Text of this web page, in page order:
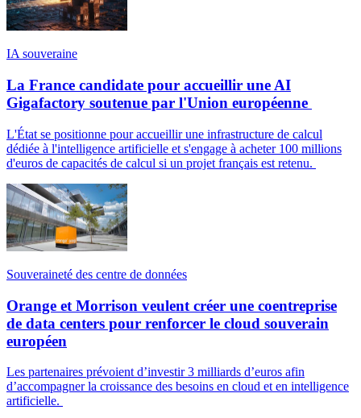
IA souveraine
La France candidate pour accueillir une AI
Gigafactory soutenue par l'Union européenne
L'État se positionne pour accueillir une infrastructure de calcul
dédiée à l'intelligence artificielle et s'engage à acheter 100 millions
d'euros de capacités de calcul si un projet français est retenu.
Souveraineté des centre de données
Orange et Morrison veulent créer une coentreprise
de data centers pour renforcer le cloud souverain
européen
Les partenaires prévoient d’investir 3 milliards d’euros afin
d’accompagner la croissance des besoins en cloud et en intelligence
artificielle.